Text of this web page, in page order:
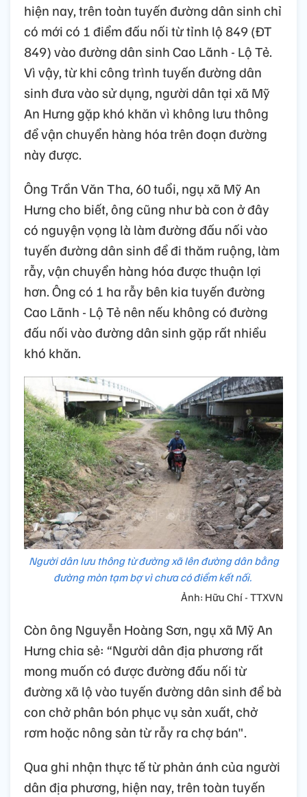
hiện nay, trên toàn tuyến đường dân sinh chỉ
có mới có 1 điểm đấu nối từ tỉnh lộ 849 (ĐT
849) vào đường dân sinh Cao Lãnh - Lộ Tẻ.
Vì vậy, từ khi công trình tuyến đường dân
sinh đưa vào sử dụng, người dân tại xã Mỹ
An Hưng gặp khó khăn vì không lưu thông
để vận chuyển hàng hóa trên đoạn đường
này được.
Ông Trần Văn Tha, 60 tuổi, ngụ xã Mỹ An
Hưng cho biết, ông cũng như bà con ở đây
có nguyện vọng là làm đường đấu nối vào
tuyến đường dân sinh để đi thăm ruộng, làm
rẫy, vận chuyển hàng hóa được thuận lợi
hơn. Ông có 1 ha rẫy bên kia tuyến đường
Cao Lãnh - Lộ Tẻ nên nếu không có đường
đấu nối vào đường dân sinh gặp rất nhiều
khó khăn.
Người dân lưu thông từ đường xã lên đường dân bằng
đường mòn tạm bợ vì chưa có điểm kết nối.
Ảnh: Hữu Chí - TTXVN
Còn ông Nguyễn Hoàng Sơn, ngụ xã Mỹ An
Hưng chia sẻ: “Người dân địa phương rất
mong muốn có được đường đấu nối từ
đường xã lộ vào tuyến đường dân sinh để bà
con chở phân bón phục vụ sản xuất, chở
rơm hoặc nông sản từ rẫy ra chợ bán".
Qua ghi nhận thực tế từ phản ánh của người
dân địa phương, hiện nay, trên toàn tuyến